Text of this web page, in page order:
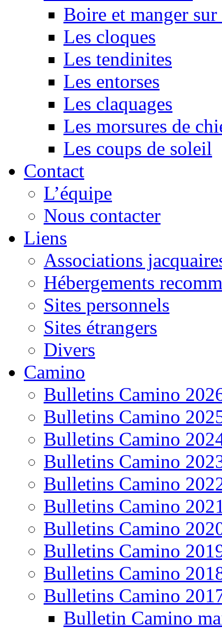
Boire et manger
Les cloques
Les tendinites
Les entorses
Les claquages
Les morsures de
Les coups de soleil
Contact
L’équipe
Nous contacter
Liens
Associations
Hébergements
Sites personnels
Sites étrangers
Divers
Camino
Bulletins Camino
Bulletins Camino
Bulletins Camino
Bulletins Camino
Bulletins Camino
Bulletins Camino
Bulletins Camino
Bulletins Camino
Bulletins Camino
Bulletins Camino
Bulletin Camino